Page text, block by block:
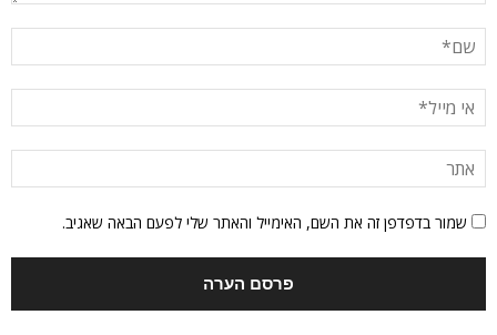
שמור בדפדפן זה את השם, האימייל והאתר שלי לפעם הבאה שאגיב.